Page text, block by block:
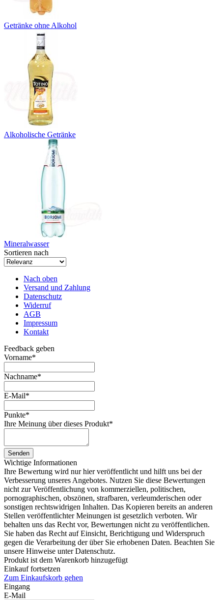
Getränke ohne Alkohol
Alkoholische Getränke
Mineralwasser
Sortieren nach
Nach oben
Versand und Zahlung
Datenschutz
Widerruf
AGB
Impressum
Kontakt
Feedback geben
Vorname*
Nachname*
E-Mail*
Punkte*
Ihre Meinung über dieses Produkt*
Senden
Wichtige Informationen
Ihre Bewertung wird nur hier veröffentlicht und hilft uns bei der
Verbesserung unseres Angebotes. Nutzen Sie diese Bewertungen
nicht zur Veröffentlichung von kommerziellen, politischen,
pornographischen, obszönen, strafbaren, verleumderischen oder
sonstigen rechtswidrigen Inhalten. Das Kopieren bereits an anderen
Stellen veröffentlichter Meinungen ist gesetzlich verboten. Wir
behalten uns das Recht vor, Bewertungen nicht zu veröffentlichen.
Sie haben das Recht auf Einsicht, Berichtigung und Widerspruch
gegen die Verarbeitung der über Sie erhobenen Daten. Beachten Sie
unsere Hinweise unter Datenschutz.
Produkt ist dem Warenkorb hinzugefügt
Einkauf fortsetzen
Zum Einkaufskorb gehen
Eingang
E-Mail